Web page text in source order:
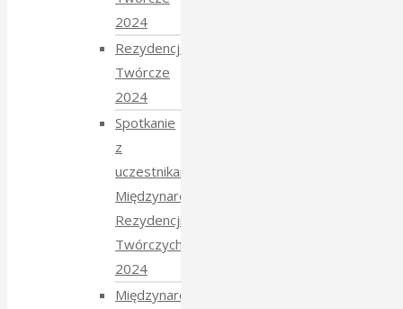
2024
Rezydencje
Twórcze
2024
Spotkanie
z
uczestnikami
Międzynarodowych
Rezydencji
Twórczych
2024
Międzynarodowe